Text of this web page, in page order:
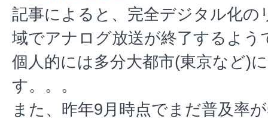
記事によると、完全デジタル化の
域でアナログ放送が終了するよう
個人的には多分大都市(東京など)
す。。。
また、昨年9月時点でまだ普及率